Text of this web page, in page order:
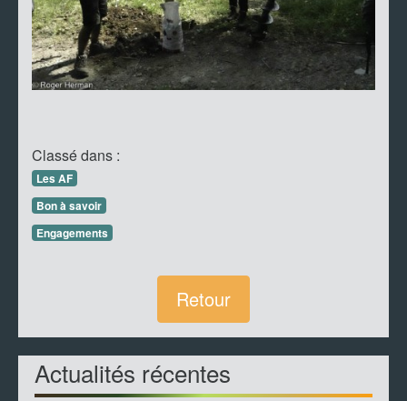
Classé dans :
Les AF
Bon à savoir
Engagements
Retour
Actualités récentes